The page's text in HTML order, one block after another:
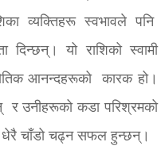
व्यक्तिहरू स्वभावले पनि
दिन्छन्। यो राशिको स्वामी
आनन्दहरूको कारक हो।
र उनीहरूको कडा परिश्रमको
धेरै चाँडो चढ्न सफल हुन्छन्।